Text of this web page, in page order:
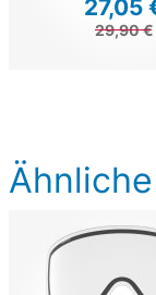
27,05
29,90 €